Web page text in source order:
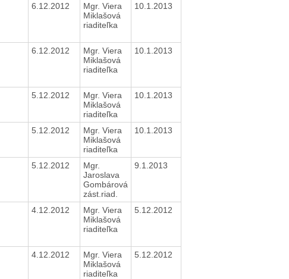
6.12.2012
Mgr. Viera
Miklašová
riaditeľka
10.1.2013
6.12.2012
Mgr. Viera
Miklašová
riaditeľka
10.1.2013
5.12.2012
Mgr. Viera
Miklašová
riaditeľka
10.1.2013
5.12.2012
Mgr. Viera
Miklašová
riaditeľka
10.1.2013
5.12.2012
Mgr.
Jaroslava
Gombárová
zást.riad.
9.1.2013
4.12.2012
Mgr. Viera
Miklašová
riaditeľka
5.12.2012
4.12.2012
Mgr. Viera
Miklašová
riaditeľka
5.12.2012